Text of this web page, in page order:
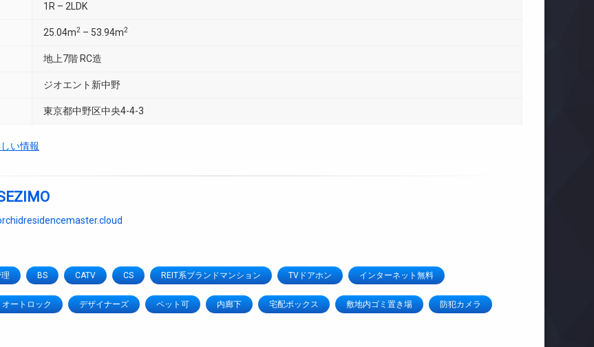
1R – 2LDK
25.04m2 – 53.94m2
地上7階 RC造
ジオエント新中野
東京都中野区中央4-4-3
い情報
BS CATV CS REIT系ブランドマンション TVドアホン インターネット無料
オートロック デザイナーズ ペット可 内廊下 宅配ボックス 敷地内ゴミ置き場 防犯カメラ